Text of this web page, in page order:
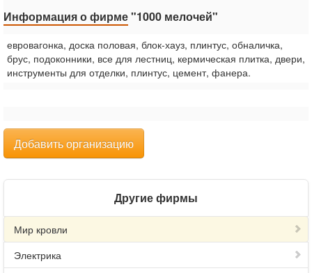
Информация о фирме"1000 мелочей"
евровагонка, доска половая, блок-хауз, плинтус, обналичка,
брус, подоконники, все для лестниц, кермическая плитка, двери,
инструменты для отделки, плинтус, цемент, фанера.
Добавить организацию
Другие фирмы
Мир кровли
Электрика